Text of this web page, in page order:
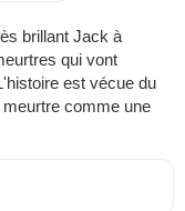
brillant Jack à
qui vont
est vécue du
comme une